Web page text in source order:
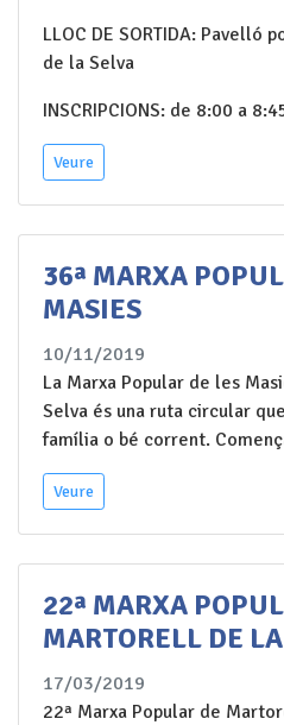
LLOC DE SORTIDA: Pavelló
de la Selva
INSCRIPCIONS: de 8:00 a
Veure
36ª MARXA
MASIES
10/11/2019
La Marxa Popular de les
Selva és una ruta circular
família o bé corrent.
Veure
22ª MARXA
MARTORELL DE
17/03/2019
22ª Marxa Popular de